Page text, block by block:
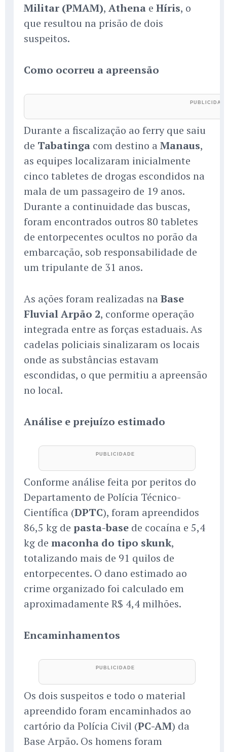
Militar (PMAM), Athena e Híris, o
que resultou na prisão de dois
suspeitos.
Como ocorreu a apreensão
Durante a fiscalização ao ferry que saiu
de Tabatinga com destino a Manaus,
as equipes localizaram inicialmente
cinco tabletes de drogas escondidos na
mala de um passageiro de 19 anos.
Durante a continuidade das buscas,
foram encontrados outros 80 tabletes
de entorpecentes ocultos no porão da
embarcação, sob responsabilidade de
um tripulante de 31 anos.
As ações foram realizadas na Base
Fluvial Arpão 2, conforme operação
integrada entre as forças estaduais. As
cadelas policiais sinalizaram os locais
onde as substâncias estavam
escondidas, o que permitiu a apreensão
no local.
Análise e prejuízo estimado
Conforme análise feita por peritos do
Departamento de Polícia Técnico-
Científica (DPTC), foram apreendidos
86,5 kg de pasta-base de cocaína e 5,4
kg de maconha do tipo skunk,
totalizando mais de 91 quilos de
entorpecentes. O dano estimado ao
crime organizado foi calculado em
aproximadamente R$ 4,4 milhões.
Encaminhamentos
Os dois suspeitos e todo o material
apreendido foram encaminhados ao
cartório da Polícia Civil (PC-AM) da
Base Arpão. Os homens foram